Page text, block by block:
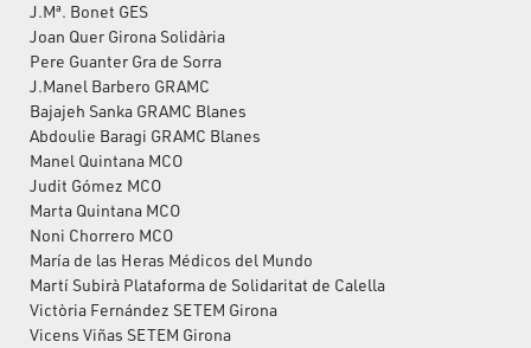
J.Mª. Bonet GES
Joan Quer Girona Solidària
Pere Guanter Gra de Sorra
J.Manel Barbero GRAMC
Bajajeh Sanka GRAMC Blanes
Abdoulie Baragi GRAMC Blanes
Manel Quintana MCO
Judit Gómez MCO
Marta Quintana MCO
Noni Chorrero MCO
María de las Heras Médicos del Mundo
Martí Subirà Plataforma de Solidaritat de Calella
Victòria Fernández SETEM Girona
Vicens Viñas SETEM Girona